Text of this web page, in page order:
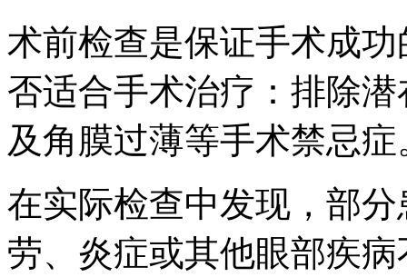
术前检查是保证手术成
否适合手术治疗：排除
及角膜过薄等手术禁忌症
在实际检查中发现，部
劳、炎症或其他眼部疾